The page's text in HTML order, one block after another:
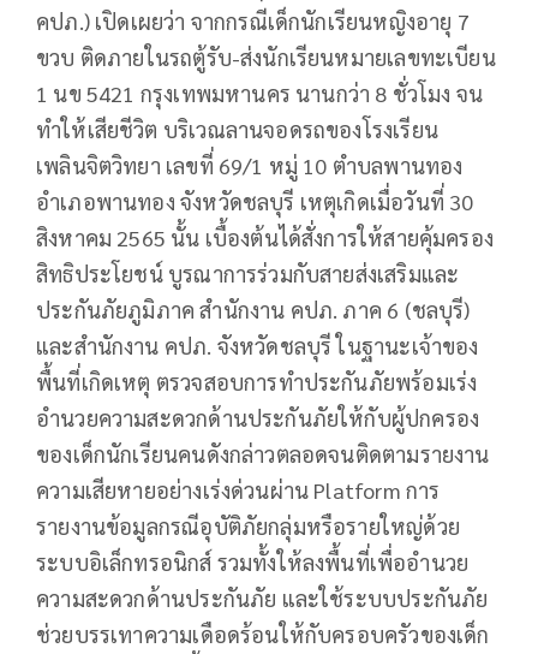
คปภ.) เปิดเผยว่า จากกรณีเด็กนักเรียนหญิงอายุ 7
ขวบ ติดภายในรถตู้รับ-ส่งนักเรียนหมายเลขทะเบียน
1 นข 5421 กรุงเทพมหานคร นานกว่า 8 ชั่วโมง จน
ทำให้เสียชีวิต บริเวณลานจอดรถของโรงเรียน
เพลินจิตวิทยา เลขที่ 69/1 หมู่ 10 ตำบลพานทอง
อำเภอพานทอง จังหวัดชลบุรี เหตุเกิดเมื่อวันที่ 30
สิงหาคม 2565 นั้น เบื้องต้นได้สั่งการให้สายคุ้มครอง
สิทธิประโยชน์ บูรณาการร่วมกับสายส่งเสริมและ
ประกันภัยภูมิภาค สำนักงาน คปภ. ภาค 6 (ชลบุรี)
และสำนักงาน คปภ. จังหวัดชลบุรี ในฐานะเจ้าของ
พื้นที่เกิดเหตุ ตรวจสอบการทำประกันภัยพร้อมเร่ง
อำนวยความสะดวกด้านประกันภัยให้กับผู้ปกครอง
ของเด็กนักเรียนคนดังกล่าวตลอดจนติดตามรายงาน
ความเสียหายอย่างเร่งด่วนผ่าน Platform การ
รายงานข้อมูลกรณีอุบัติภัยกลุ่มหรือรายใหญ่ด้วย
ระบบอิเล็กทรอนิกส์ รวมทั้งให้ลงพื้นที่เพื่ออำนวย
ความสะดวกด้านประกันภัย และใช้ระบบประกันภัย
ช่วยบรรเทาความเดือดร้อนให้กับครอบครัวของเด็ก